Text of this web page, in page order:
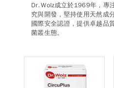
Dr. Wolz成立於1969年，專
究與開發，堅持使用天然成
國際安全認證，提供卓越品
菌叢生態。
客服資訊
門市據點
關於我們
關於德風 人力招募